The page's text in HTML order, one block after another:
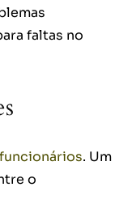
faltas no
. Um
o